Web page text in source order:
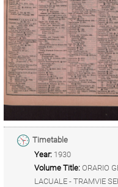
Timetable
Year: 1930
Volume Title: ORARIO
LACUALE - TRAMVIE